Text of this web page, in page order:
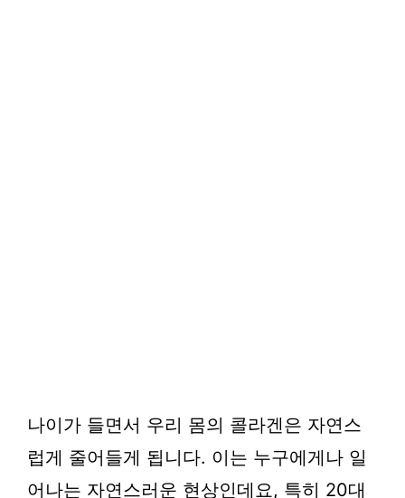
나이가 들면서 우리 몸의 콜라겐은 자연스
럽게 줄어들게 됩니다. 이는 누구에게나 일
어나는 자연스러운 현상인데요, 특히 20대